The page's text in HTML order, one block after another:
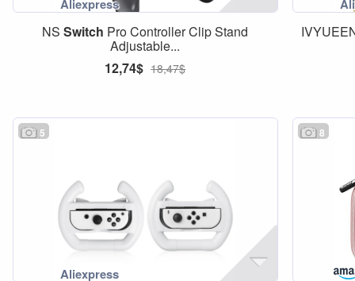
NSSwitch Pro Controller Clip Stand
Adjustable...
12,74$ 18,47$
5 8